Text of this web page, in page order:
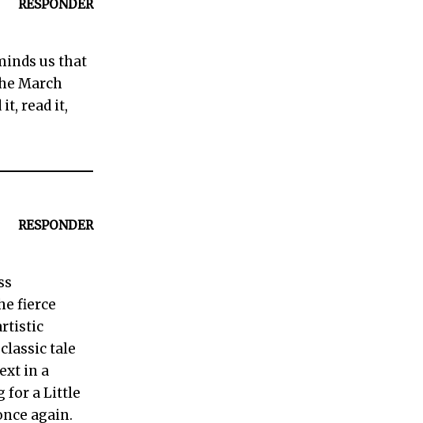
RESPONDER
us that
March
read it,
RESPONDER
fierce
tale
in a
for a Little
again.